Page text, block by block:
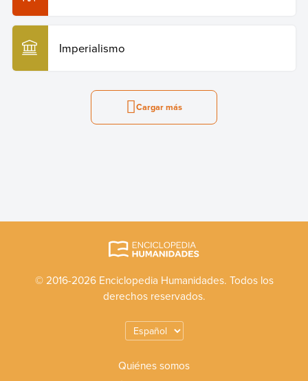
Imperialismo
Cargar más
© 2016-2026 Enciclopedia Humanidades. Todos los
derechos reservados.
Quiénes somos